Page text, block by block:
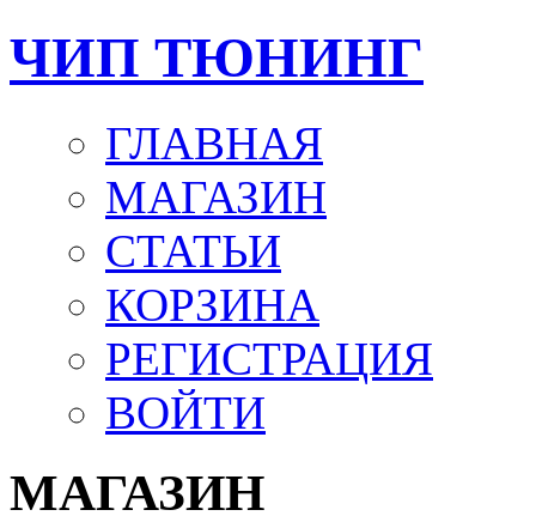
ЧИП ТЮНИНГ
ГЛАВНАЯ
МАГАЗИН
СТАТЬИ
КОРЗИНА
РЕГИСТРАЦИЯ
ВОЙТИ
МАГАЗИН